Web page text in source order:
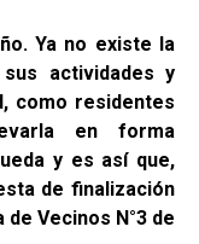
Ya no existe la
actividades y
como residentes
en forma
y es así que,
de finalización
Vecinos N°3 de